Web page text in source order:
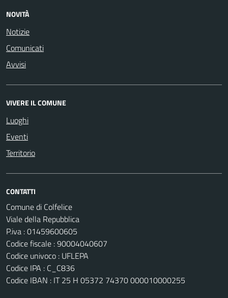
NOVITÀ
Notizie
Comunicati
Avvisi
VIVERE IL COMUNE
Luoghi
Eventi
Territorio
CONTATTI
Comune di Colfelice
Viale della Repubblica
P.iva : 01459600605
Codice fiscale : 90004040607
Codice univoco : UFLEPA
Codice IPA : C_C836
Codice IBAN : IT 25 H 05372 74370 000010000255